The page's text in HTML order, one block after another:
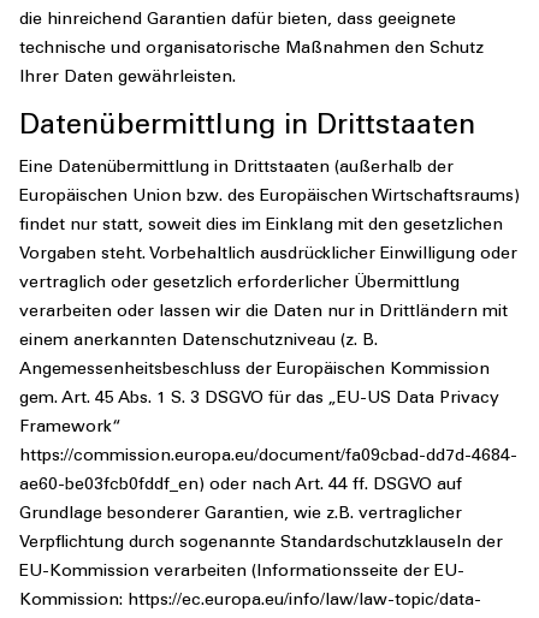
die hinreichend Garantien dafür bieten, dass geeignete
technische und organisatorische Maßnahmen den Schutz
Ihrer Daten gewährleisten.
Datenübermittlung in Drittstaaten
Eine Datenübermittlung in Drittstaaten (außerhalb der
Europäischen Union bzw. des Europäischen Wirtschaftsraums)
findet nur statt, soweit dies im Einklang mit den gesetzlichen
Vorgaben steht. Vorbehaltlich ausdrücklicher Einwilligung oder
vertraglich oder gesetzlich erforderlicher Übermittlung
verarbeiten oder lassen wir die Daten nur in Drittländern mit
einem anerkannten Datenschutzniveau (z. B.
Angemessenheitsbeschluss der Europäischen Kommission
gem. Art. 45 Abs. 1 S. 3 DSGVO für das „EU-US Data Privacy
Framework“
https://commission.europa.eu/document/fa09cbad-dd7d-4684-
ae60-be03fcb0fddf_en) oder nach Art. 44 ff. DSGVO auf
Grundlage besonderer Garantien, wie z.B. vertraglicher
Verpflichtung durch sogenannte Standardschutzklauseln der
EU-Kommission verarbeiten (Informationsseite der EU-
Kommission: https://ec.europa.eu/info/law/law-topic/data-